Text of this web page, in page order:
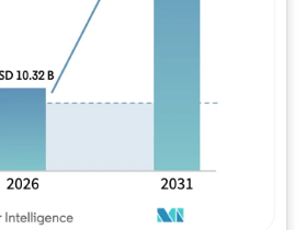
画像 © Mordor Intelligence。再利用には